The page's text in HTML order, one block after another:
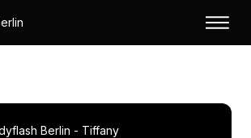
Berlin - Tiffany